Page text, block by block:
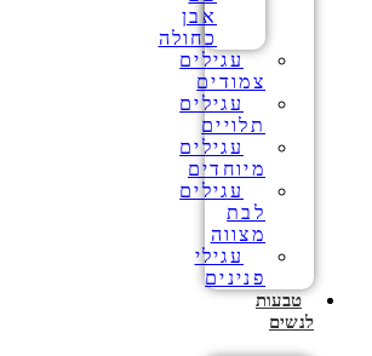
אבן
כחולה
עגילים
צמודים
עגילים
תלויים
עגילים
מיוחדים
עגילים
לבת
מצווה
עגילי
פנינים
טבעות
לנשים